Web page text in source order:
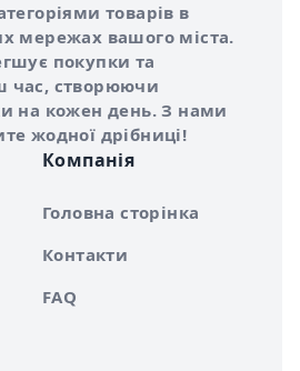
товарів в
мережах вашого міста.
покупки та
час, створюючи
на кожен день. З нами
жодної дрібниці!
Компанія
Головна сторінка
Контакти
FAQ